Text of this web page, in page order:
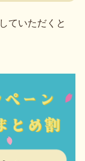
ていただくと